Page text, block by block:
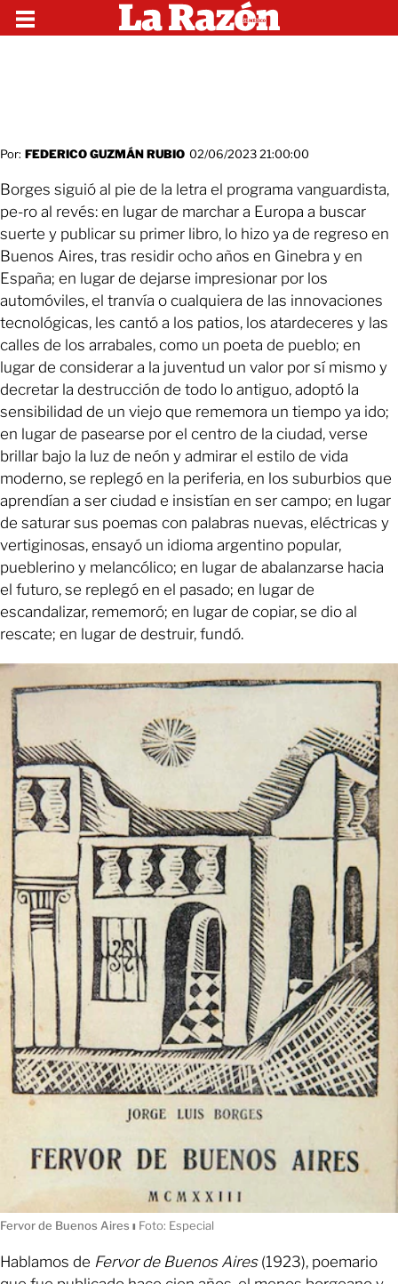
Por: FEDERICO GUZMÁN RUBIO 02/06/2023 21:00:00
Borges siguió al pie de la letra el programa vanguardista,
pe-ro al revés: en lugar de marchar a Europa a buscar
suerte y publicar su primer libro, lo hizo ya de regreso en
Buenos Aires, tras residir ocho años en Ginebra y en
España; en lugar de dejarse impresionar por los
automóviles, el tranvía o cualquiera de las innovaciones
tecnológicas, les cantó a los patios, los atardeceres y las
calles de los arrabales, como un poeta de pueblo; en
lugar de considerar a la juventud un valor por sí mismo y
decretar la destrucción de todo lo antiguo, adoptó la
sensibilidad de un viejo que rememora un tiempo ya ido;
en lugar de pasearse por el centro de la ciudad, verse
brillar bajo la luz de neón y admirar el estilo de vida
moderno, se replegó en la periferia, en los suburbios que
aprendían a ser ciudad e insistían en ser campo; en lugar
de saturar sus poemas con palabras nuevas, eléctricas y
vertiginosas, ensayó un idioma argentino popular,
pueblerino y melancólico; en lugar de abalanzarse hacia
el futuro, se replegó en el pasado; en lugar de
escandalizar, rememoró; en lugar de copiar, se dio al
rescate; en lugar de destruir, fundó.
Fervor de Buenos Aires ı Foto: Especial
Hablamos de Fervor de Buenos Aires(1923), poemario